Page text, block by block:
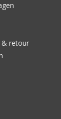
& retour